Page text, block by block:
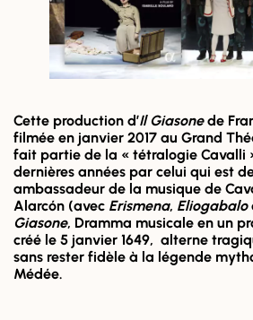
Cette production d’Il Giasonede
filmée en janvier 2017 au Grand
fait partie de la « tétralogie Cavalli
dernières années par celui qui est
ambassadeur de la musique de
Alarcón (avec Erismena, Eliogabalo
Giasone, Dramma musicale en un
créé le 5 janvier 1649, alterne
sans rester fidèle à la légende
Médée.